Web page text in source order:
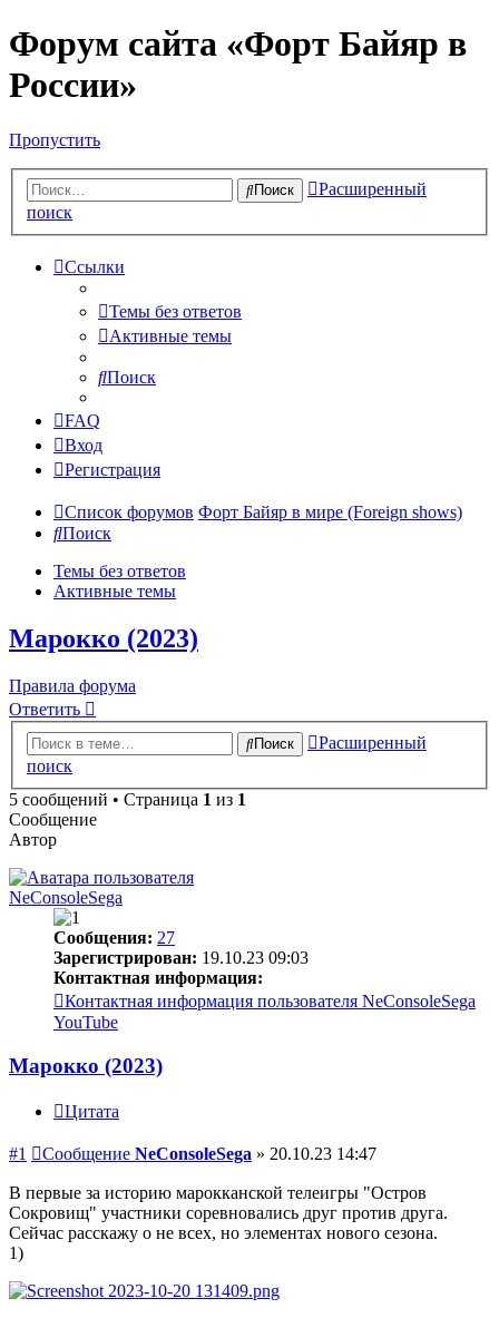
Форум сайта «Форт Байяр в
России»
Пропустить
Поиск
Расширенный
поиск
Ссылки
Темы без ответов
Активные темы
Поиск
FAQ
Вход
Регистрация
Список форумов Форт Байяр в мире (Foreign shows)
Поиск
Темы без ответов
Активные темы
Марокко (2023)
Правила форума
Ответить
Поиск
Расширенный
поиск
5 сообщений • Страница 1 из 1
Сообщение
Автор
NeConsoleSega
Сообщения: 27
Зарегистрирован: 19.10.23 09:03
Контактная информация:
Контактная информация пользователя NeConsoleSega
YouTube
Марокко (2023)
Цитата
#1 Сообщение NeConsoleSega » 20.10.23 14:47
В первые за историю марокканской телеигры "Остров
Сокровищ" участники соревновались друг против друга.
Сейчас расскажу о не всех, но элементах нового сезона.
1)